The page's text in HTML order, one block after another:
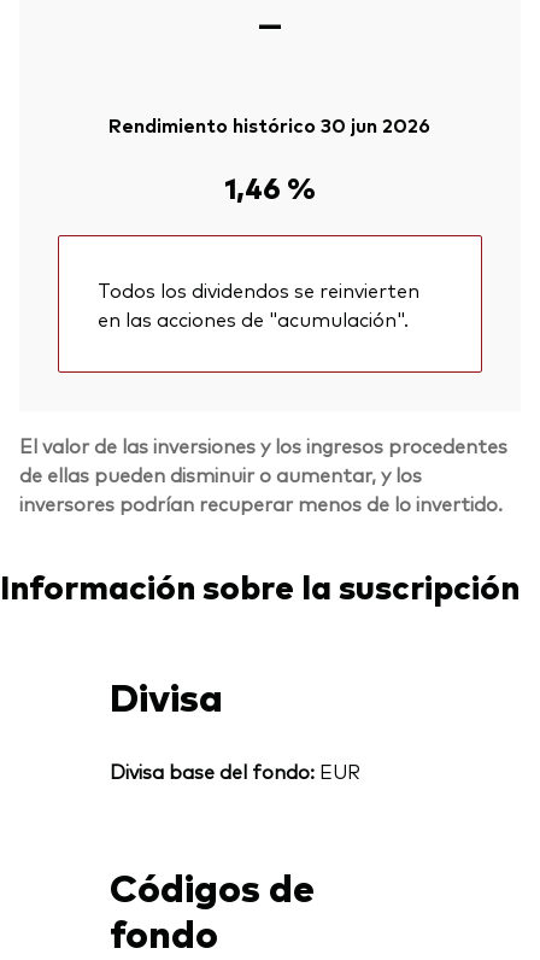
—
Rendimiento histórico 30 jun 2026
1,46 %
Todos los dividendos se reinvierten
en las acciones de "acumulación".
El valor de las inversiones y los ingresos procedentes
de ellas pueden disminuir o aumentar, y los
inversores podrían recuperar menos de lo invertido.
Información sobre la suscripción
Divisa
Divisa base del fondo:EUR
Códigos de
fondo